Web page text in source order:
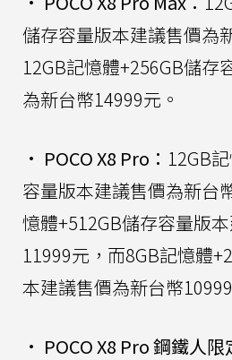
儲存容量版本建議售價為
12GB記憶體+256GB儲存
為新台幣14999元。
• POCO X8 Pro： 12GB
容量版本建議售價為新台
憶體+512GB儲存容量版
11999元，而8GB記憶體
本建議售價為新台幣
• POCO X8 Pro 鋼鐵人限